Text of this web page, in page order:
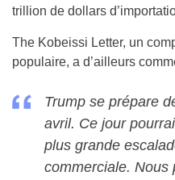
trillion de dollars
The Kobeissi Letter, un
populaire, a d’ailleurs
Trump se prépare
avril. Ce jour
plus grande
commerciale. Nous